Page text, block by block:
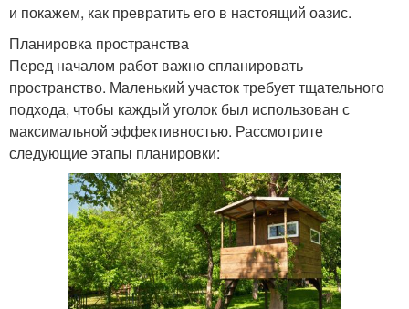
и покажем, как превратить его в настоящий оазис.
Планировка пространства
Перед началом работ важно спланировать
пространство. Маленький участок требует тщательного
подхода, чтобы каждый уголок был использован с
максимальной эффективностью. Рассмотрите
следующие этапы планировки: